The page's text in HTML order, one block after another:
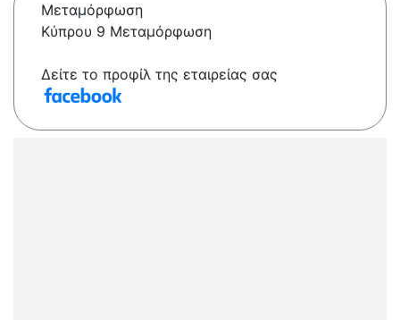
Μεταμόρφωση
Κύπρου 9 Μεταμόρφωση
Δείτε το προφίλ της εταιρείας σας